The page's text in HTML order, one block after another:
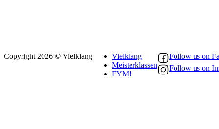
Copyright 2026 © Vielklang
Vielklang
Meisterklassen
FYM!
Follow us on
Follow us on